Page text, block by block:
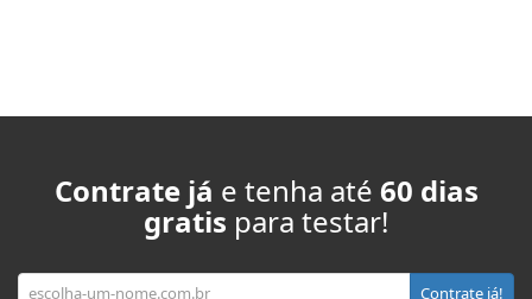
Contrate já e tenha até 60 dias
gratis para testar!
Seu domínio Contrate já!